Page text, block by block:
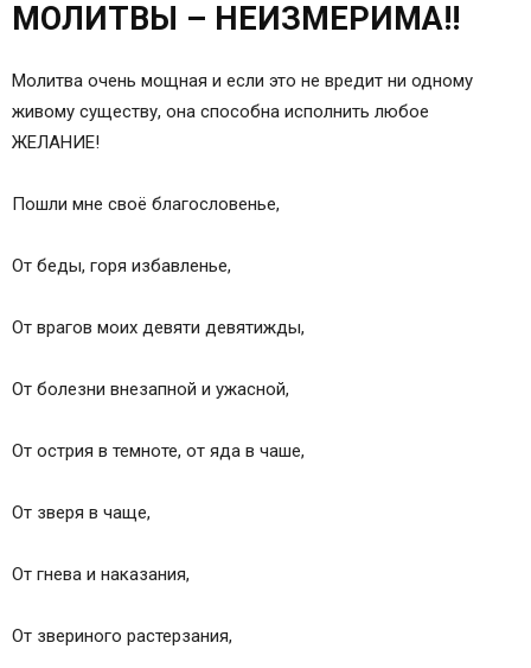
МОЛИТВЫ – НЕИЗМЕРИМА!!
Молитва очень мощная и если это не вредит ни одному
живому существу, она способна исполнить любое
ЖЕЛАНИЕ!
Пошли мне своё благословенье,
От беды, горя избавленье,
От врагов моих девяти девятижды,
От болезни внезапной и ужасной,
От острия в темноте, от яда в чаше,
От зверя в чаще,
От гнева и наказания,
От звериного растерзания,